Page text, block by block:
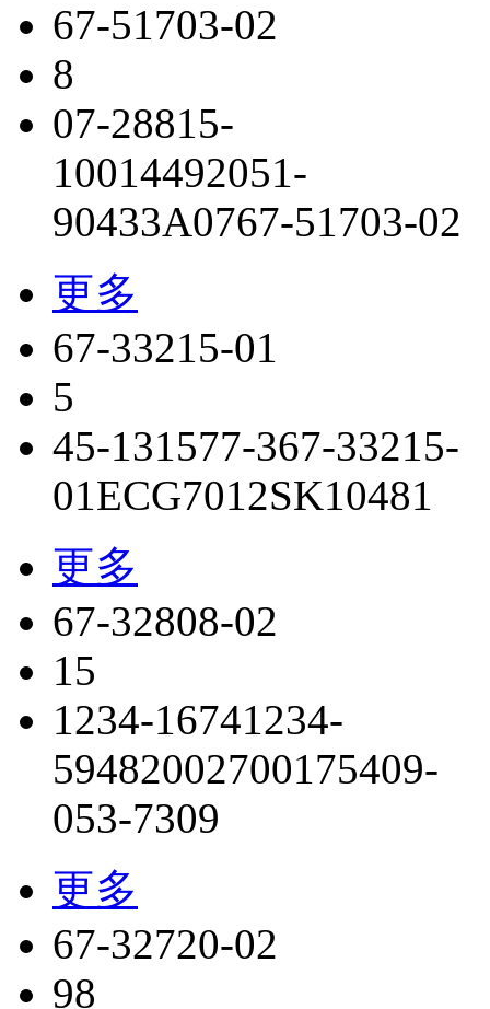
67-51703-02
8
07-28815-
10014492051-
90433A0767-51703-02
更多
67-33215-01
5
45-131577-367-33215-
01ECG7012SK10481
更多
67-32808-02
15
1234-16741234-
59482002700175409-
053-7309
更多
67-32720-02
98